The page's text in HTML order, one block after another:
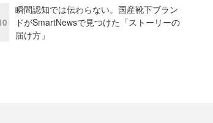
瞬間認知では伝わらない。国産靴下ブラン
ドがSmartNewsで見つけた「ストーリーの
届け方」